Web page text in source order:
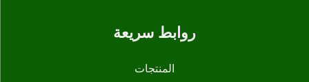
روابط سريعة
المنتجات